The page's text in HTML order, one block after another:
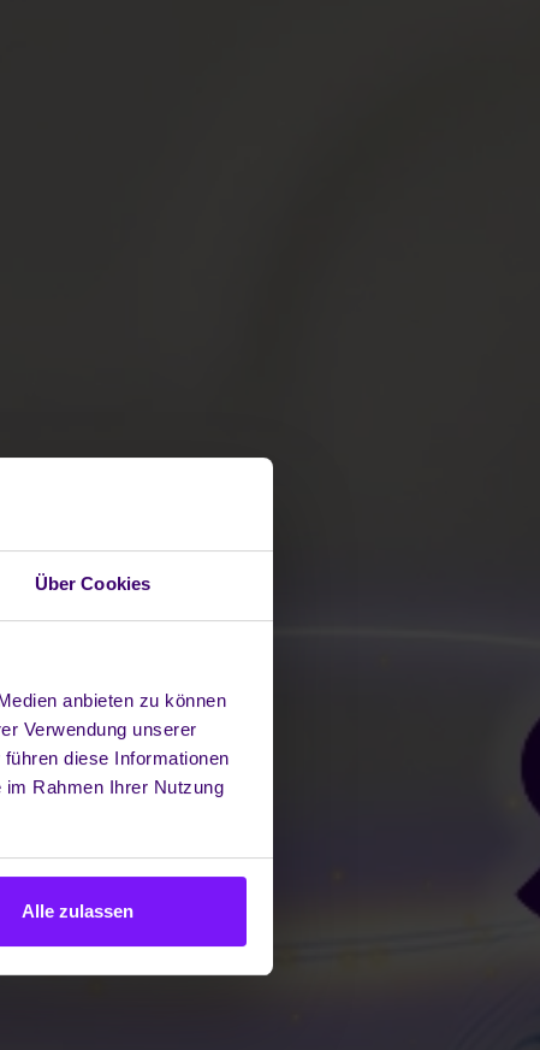
Über Cookies
anbieten zu können
Verwendung unserer
diese Informationen
Rahmen Ihrer Nutzung
Alle zulassen